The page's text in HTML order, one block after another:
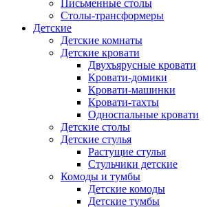
Письменные столы
Столы-трансформеры
Детские
Детские комнаты
Детские кровати
Двухъярусные кровати
Кровати-домики
Кровати-машинки
Кровати-тахты
Односпальные кровати
Детские столы
Детские стулья
Растущие стулья
Стульчики детские
Комоды и тумбы
Детские комоды
Детские тумбы